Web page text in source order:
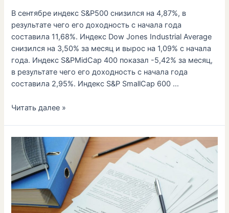
В сентябре индекс S&P500 снизился на 4,87%, в
результате чего его доходность с начала года
составила 11,68%. Индекс Dow Jones Industrial Average
снизился на 3,50% за месяц и вырос на 1,09% с начала
года. Индекс S&PMidCap 400 показал -5,42% за месяц,
в результате чего его доходность с начала года
составила 2,95%. Индекс S&P SmallCap 600 …
Читать далее »
ОБЗОР
ФОНДОВОГО
ТОВАРНОГО
РЫНКОВ
ЗА